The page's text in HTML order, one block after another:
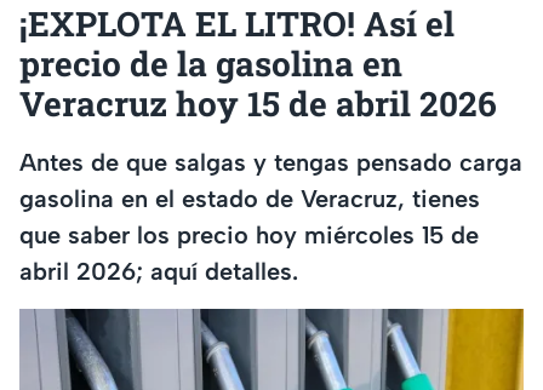
¡EXPLOTA EL LITRO! Así el
precio de la gasolina en
Veracruz hoy 15 de abril 2026
Antes de que salgas y tengas pensado carga
gasolina en el estado de Veracruz, tienes
que saber los precio hoy miércoles 15 de
abril 2026; aquí detalles.